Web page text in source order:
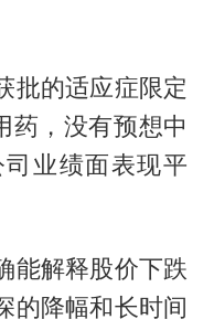
批的适应症限定
药，没有预想中
业绩面表现平
能解释股价下跌
的降幅和长时间